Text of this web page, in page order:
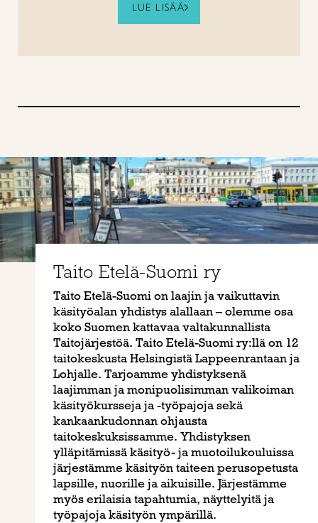
LUE LISÄÄ
Taito Etelä-Suomi ry
Taito Etelä-Suomi on laajin ja vaikuttavin
käsityöalan yhdistys alallaan – olemme osa
koko Suomen kattavaa valtakunnallista
Taitojärjestöä. Taito Etelä-Suomi ry:llä on 12
taitokeskusta Helsingistä Lappeenrantaan ja
Lohjalle. Tarjoamme yhdistyksenä
laajimman ja monipuolisimman valikoiman
käsityökursseja ja -työpajoja sekä
kankaankudonnan ohjausta
taitokeskuksissamme. Yhdistyksen
ylläpitämissä käsityö- ja muotoilukouluissa
järjestämme käsityön taiteen perusopetusta
lapsille, nuorille ja aikuisille. Järjestämme
myös erilaisia tapahtumia, näyttelyitä ja
työpajoja käsityön ympärillä.